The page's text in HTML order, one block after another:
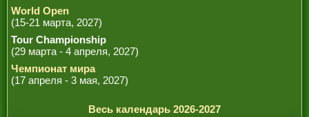
World Open
(15-21 марта, 2027)
Tour Championship
(29 марта - 4 апреля, 2027)
Чемпионат мира
(17 апреля - 3 мая, 2027)
Весь календарь 2026-2027